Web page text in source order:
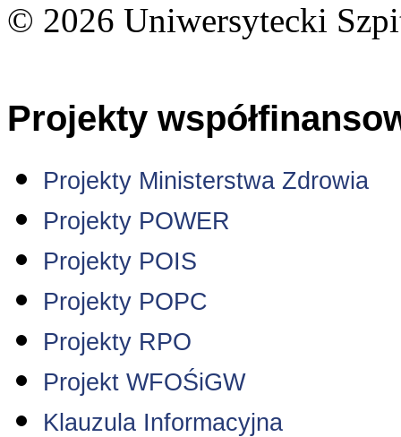
© 2026 Uniwersytecki
Projekty
Projekty Ministerstwa Zdrowia
Projekty POWER
Projekty POIS
Projekty POPC
Projekty RPO
Projekt WFOŚiGW
Klauzula Informacyjna